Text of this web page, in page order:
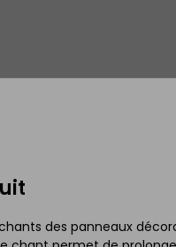
des panneaux